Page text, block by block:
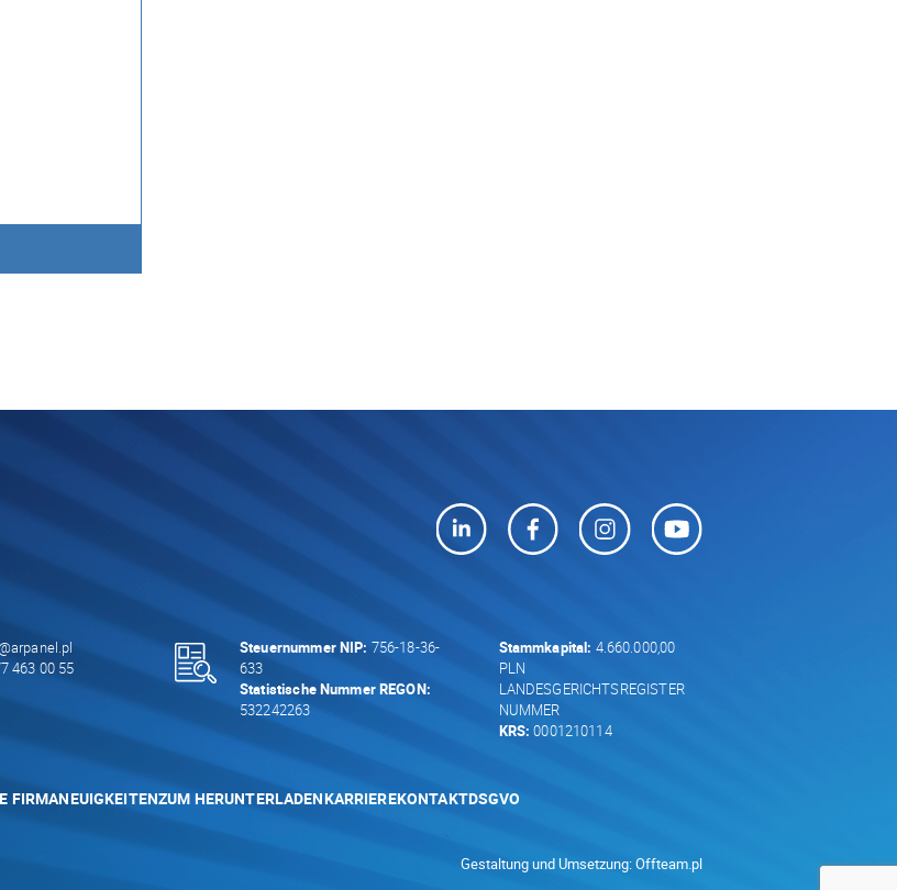
463 00 55
Steuernummer NIP: 756-18-36-
633
Statistische Nummer REGON:
532242263
Stammkapital: 4.660.000,00
PLN
LANDESGERICHTSREGISTER
NUMMER
KRS: 0001210114
FIRMANEUIGKEITENZUM HERUNTERLADENKARRIEREKONTAKTDSGVO
Gestaltung und Umsetzung:Offteam.pl